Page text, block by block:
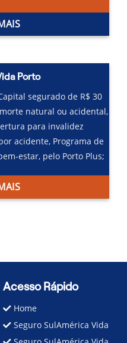
Porto
segurado de R$ 30
natural ou acidental,
para invalidez
acidente, Programa de
estar, pelo Porto Plus;
Acesso Rápido
Home
Seguro SulAmérica Vida